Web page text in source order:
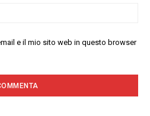
e il mio sito web in questo browser